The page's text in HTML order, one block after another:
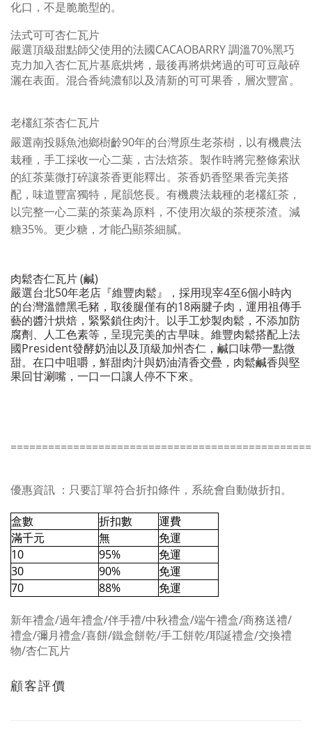
化口，不是脆脆型的。
法式可可杏仁瓦片
嚴選頂級甜點師父使用的法國CACAOBARRY調溫70%黑巧
克力加入杏仁瓦片基底烘烤， 最後再將烘烤過的可可豆敲碎
灑在表面。混合香純濃郁以及清新的可可果香，層次豐富。
老欉紅茶杏仁瓦片
嚴選南投縣魚池鄉樹齡90年的台灣原生老茶樹，以有機農法
栽種，手工採收一心二葉，古法焙茶。製作時將完整條索狀
的紅茶葉微打碎讓茶香更能釋出。茶香奶香堅果香完美搭
配，味道豐富獨特，尾韻悠長。 有機農法栽種的老欉紅茶，
以完整一心二葉的茶葉為原料，不使用次級的茶梗茶渣。 減
糖35%。更少糖 ，才能凸顯茶細膩。
肉鬆杏仁瓦片(鹹)
嚴選台北50年老店『維豐肉鬆』，採用現宰4至6個小時內
的台灣溫體黑毛豬，取後腿僅有的18兩腱子肉，運用祖傳手
藝的醬汁烘焙，緊緊鎖住肉汁。以手工炒製肉鬆，不添加防
腐劑、人工色素等，呈現完美的古早味。維豐肉鬆搭配上法
國President發酵奶油以及頂級加州杏仁，鹹口味帶一點微
甜。在口中咀嚼，鮮甜肉汁與奶油清香交疊，肉鬆鹹香與堅
果回甘涮嘴，一口一口讓人停不下來。
優惠資訊 ： 只要訂單符合折扣條件，系統會自動做折扣。
盒數 折扣數
運費
滿千元
無
免運
10
95%
免運
30
90%
免運
70
88% 免運
新年禮盒/過年禮盒/伴手禮/中秋禮盒/端午禮盒/商務送禮/
禮盒/彌月禮盒/喜餅/鐵盒餅乾/手工餅乾/耶誕禮盒/交換禮
物/杏仁瓦片
顧客評價